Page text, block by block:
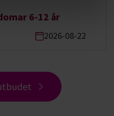
6-12 år
2026-08-22